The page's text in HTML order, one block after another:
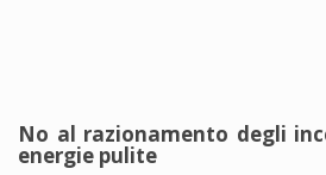
No al razionamento degli
energie pulite